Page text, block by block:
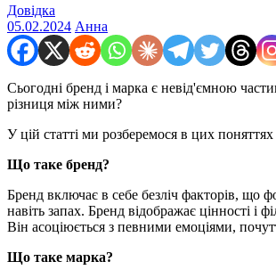
Довідка
05.02.2024 Анна
Сьогодні бренд і марка є невід'ємною
різниця між ними?
У цій статті ми розберемося в цих поняттях
Що таке бренд?
Бренд включає в себе безліч факторів, що
навіть запах. Бренд відображає цінності
Він асоціюється з певними емоціями,
Що таке марка?